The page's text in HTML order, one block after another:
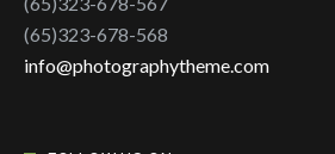
(65)323-678-568
info@photographytheme.com